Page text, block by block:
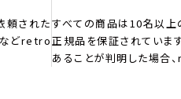
頼された
などretro
すべての商品は10名以上
正規品を保証されていま
あることが判明した場合